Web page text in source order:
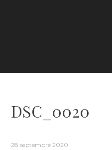
DSC_0020
28 septembre 2020